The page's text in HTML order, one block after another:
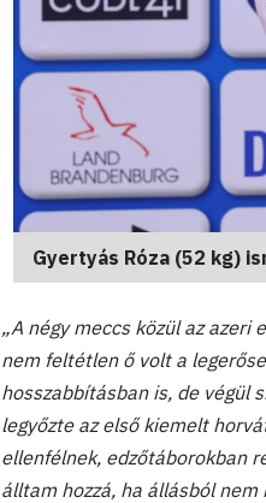
Gyertyás Róza (52 kg)
„A négy meccs közül az
nem feltétlen ő volt a
hosszabbításban is, de végül
legyőzte az első kiemelt
ellenfélnek, edzőtáborokban
álltam hozzá, ha állásból